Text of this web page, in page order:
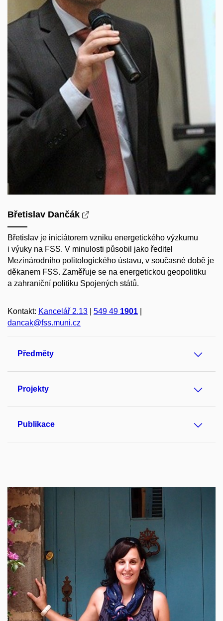
Břetislav Dančák
Břetislav je iniciátorem vzniku energetického výzkumu
i výuky na FSS. V minulosti působil jako ředitel
Mezinárodního politologického ústavu, v současné době je
děkanem FSS. Zaměřuje se na energetickou geopolitiku
a zahraniční politiku Spojených států.
Kontakt: Kancelář 2.13 549 49 1901
dancak@fss.muni.cz
Předměty
Projekty
Publikace